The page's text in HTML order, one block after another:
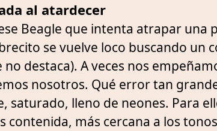
al atardecer
Beagle que intenta atrapar una
se vuelve loco buscando un
destaca). A veces nos
nosotros. Qué error tan
saturado, lleno de neones. Para
contenida, más cercana a los